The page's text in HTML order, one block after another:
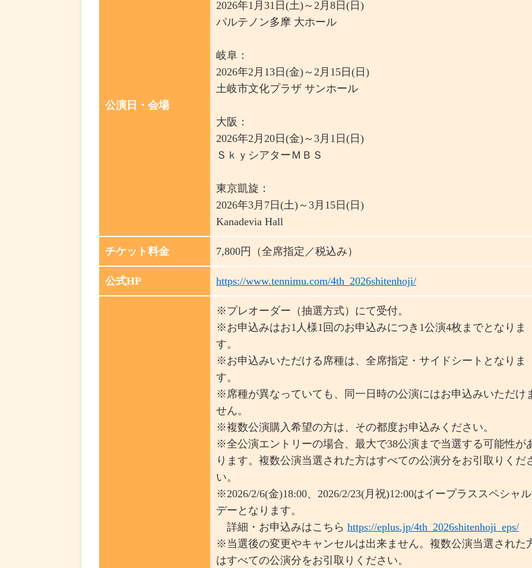
公演日・会場
2026年1月31日(土)～2月8日(日)
パルテノン多摩 大ホール
岐阜：
2026年2月13日(金)～2月15日(日)
土岐市文化プラザ サンホール
大阪：
2026年2月20日(金)～3月1日(日)
ＳｋｙシアターＭＢＳ
東京凱旋：
2026年3月7日(土)～3月15日(日)
Kanadevia Hall
チケット料金 7,800円（全席指定／税込み）
公式HP https://www.tennimu.com/4th_2026shitenhoji/
※プレオーダー（抽選方式）にて受付。
※お申込みはお1人様1回のお申込みにつき1公演4枚までとなりま
す。
※お申込みいただける席種は、全席指定・サイドシートとなりま
す。
※席種が異なっていても、同一日時の公演にはお申込みいただけ
せん。
※複数公演購入希望の方は、その都度お申込みください。
※全公演エントリーの場合、最大で38公演まで当選する可能性が
ります。複数公演当選された方はすべての公演分をお引取りくだ
い。
※2026/2/6(金)18:00、2026/2/23(月祝)12:00はイープラススペシャル
デーとなります。
詳細・お申込みはこちら https://eplus.jp/4th_2026shitenhoji_eps/
※当選後の変更やキャンセルは出来ません。複数公演当選された
はすべての公演分をお引取りください。